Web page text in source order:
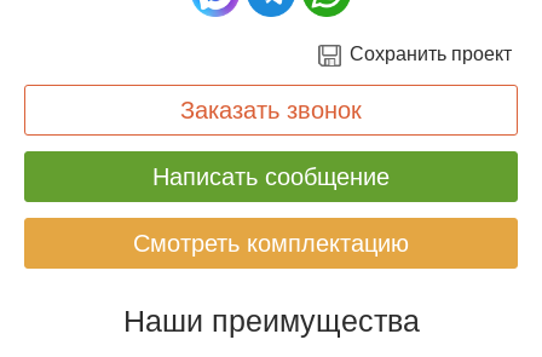
Сохранить проект
Заказать звонок
Написать сообщение
Смотреть комплектацию
Наши преимущества